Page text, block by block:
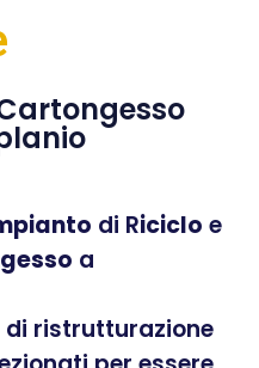
di Riciclo e
a
di ristrutturazione